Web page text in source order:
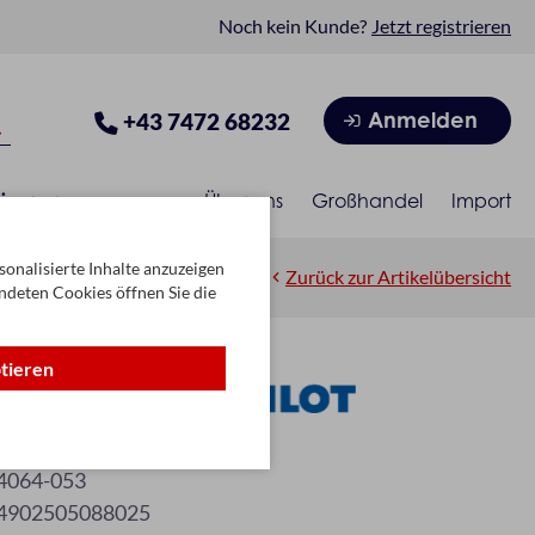
Noch kein Kunde? Jetzt registrieren
+43 7472 68232 Anmelden
Über uns Großhandel Import
Zurück zur Artikelübersicht
2,0 gold
053
Inhalte anzuzeigen
Cookies öffnen Sie die